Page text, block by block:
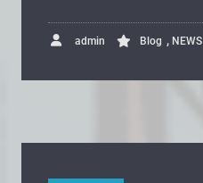
admin Blog , NEWS